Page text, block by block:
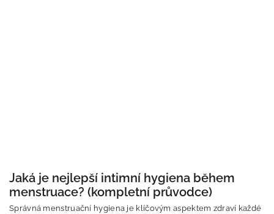
Jaká je nejlepší intimní hygiena během
menstruace? (kompletní průvodce)
Správná menstruační hygiena je klíčovým aspektem zdraví každé